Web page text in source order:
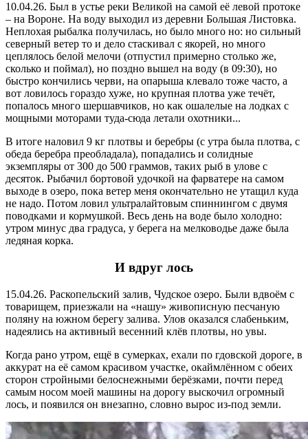
10.04.26. Был в устье реки Великой на самой её левой протоке
– на Вороне. На воду выходил из деревни Большая Листовка.
Неплохая рыбалка получилась, но было много но: но сильный
северный ветер то и дело стаскивал с якорей, но много
цеплялось белой мелочи (отпустил примерно столько же,
сколько и поймал), но поздно вышел на воду (в 09:30), но
быстро кончились черви, на опарыша клевало тоже часто, а
вот ловилось гораздо хуже, но крупная плотва уже течёт,
попалось много шершавчиков, но как ошалелые на лодках с
мощными моторами туда-сюда летали охотники...
В итоге наловил 9 кг плотвы и беребры (с утра была плотва, с
обеда беребра преобладала), попадались и солидные
экземпляры от 300 до 500 граммов, таких рыб в улове с
десяток. Рыбачил бортовой удочкой на фарватере на самом
выходе в озеро, пока ветер меня окончательно не утащил куда
не надо. Потом ловил ультралайтовым спиннингом с двумя
поводками и кормушкой. Весь день на воде было холодно:
утром минус два градуса, у берега на мелководье даже была
ледяная корка.
И вдруг лось
15.04.26. Раскопельский залив, Чудское озеро. Были вдвоём с
товарищем, приезжали на «нашу» живописную песчаную
поляну на южном берегу залива. Улов оказался слабеньким,
надеялись на активный весенний клёв плотвы, но увы.
Когда рано утром, ещё в сумерках, ехали по гдовской дороге, в
аккурат на её самом красивом участке, окаймлённом с обеих
сторон стройными белоснежными берёзками, почти перед
самым носом моей машины на дорогу выскочил огромный
лось, и появился он внезапно, словно вырос из-под земли.